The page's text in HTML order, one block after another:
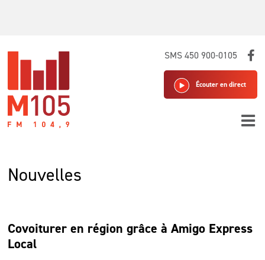
SMS 450 900-0105
Écouter en direct
Nouvelles
Covoiturer en région grâce à Amigo Express
Local